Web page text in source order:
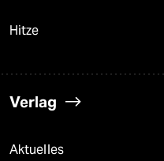
Hitze
Verlag
Aktuelles